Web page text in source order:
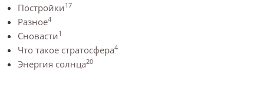
Постройки17
Разное4
Сновасти1
Что такое стратосфера4
Энергия солнца20